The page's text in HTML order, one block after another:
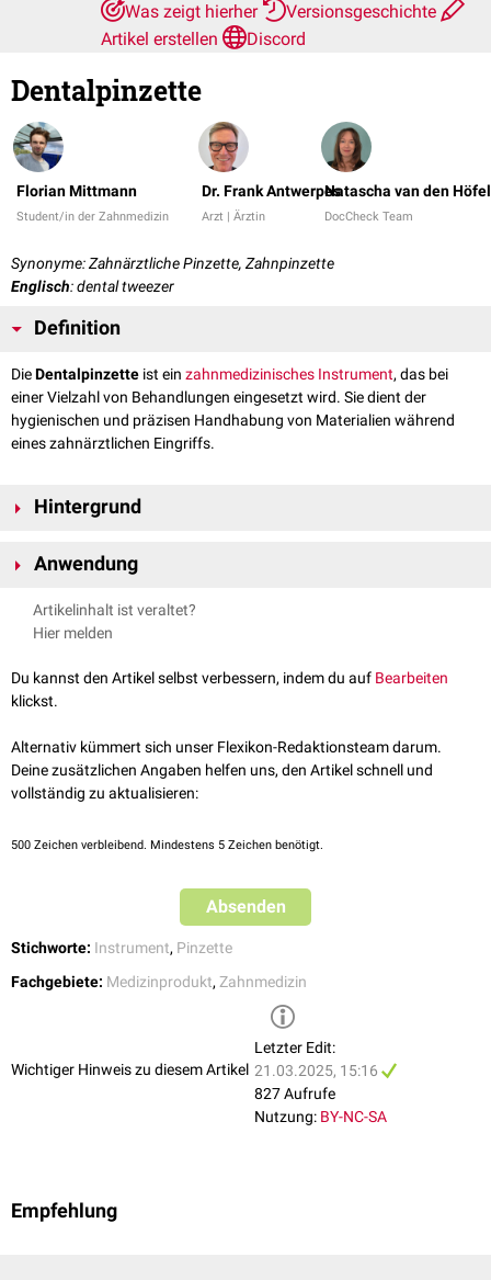
Was zeigt hierher
Versionsgeschichte
Artikel erstellen
Discord
Dentalpinzette
Florian Mittmann
Student/in der Zahnmedizin
Dr. Frank Antwerpes
Arzt | Ärztin
Natascha van den Höfel
DocCheck Team
Synonyme: Zahnärztliche Pinzette, Zahnpinzette
Englisch: dental tweezer
Definition
DieDentalpinzette ist ein zahnmedizinisches Instrument, das bei
einer Vielzahl von Behandlungen eingesetzt wird. Sie dient der
hygienischen und präzisen Handhabung von Materialien während
eines zahnärztlichen Eingriffs.
Hintergrund
Ausführung an der Spitze gerade oder leicht gebogen, um beispielsweise
Anwendung
Greifen von Materialien
Entfernen von
Artikelinhalt ist veraltet?
Hier melden
Du kannst den Artikel selbst verbessern, indem du auf Bearbeiten
klickst.
Alternativ kümmert sich unser Flexikon-Redaktionsteam darum.
Deine zusätzlichen Angaben helfen uns, den Artikel schnell und
vollständig zu aktualisieren:
500 Zeichen verbleibend. Mindestens 5 Zeichen benötigt.
Absenden
Stichworte: Instrument, Pinzette
Fachgebiete: Medizinprodukt, Zahnmedizin
Wichtiger Hinweis zu diesem Artikel
Letzter Edit:
21.03.2025, 15:16
827 Aufrufe
Nutzung: BY-NC-SA
Empfehlung